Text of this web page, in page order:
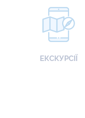
ЕКСКУРСІЇ